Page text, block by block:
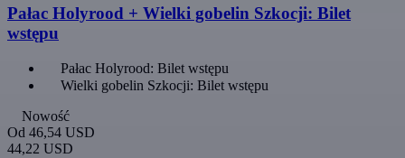
Pałac Holyrood + Wielki gobelin Szkocji: Bilet
wstępu
Pałac Holyrood: Bilet wstępu
Wielki gobelin Szkocji: Bilet wstępu
Nowość
Od 46,54 USD
44,22 USD